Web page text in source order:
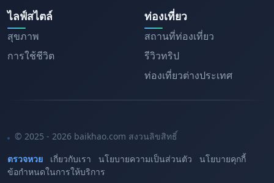
ไลฟ์สไตล์
สุขภาพ
การใช้ชีวิต
ท่องเที่ยว
สถานที่ท่องเที่ยว
รีวิวทริป
ท่องเที่ยวต่างประเทศ
© 2025 - 2026 baikhao.com สงวนลิขสิทธิ์
ตรวจหวย
เกี่ยวกับเรา นโยบายความเป็นส่วนตัว
นโยบายคุกกี้
ข้อกำหนดในการให้บริการ